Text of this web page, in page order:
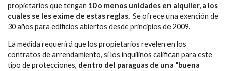
propietarios que tengan 10 o menos unidades en alquiler, a los
cuales se les exime de estas reglas. Se ofrece una exención de
30 años para edificios abiertos desde principios de 2009.
La medida requerirá que los propietarios revelen en los
contratos de arrendamiento, si los inquilinos califican para este
tipo de protecciones, dentro del paraguas de una “buena